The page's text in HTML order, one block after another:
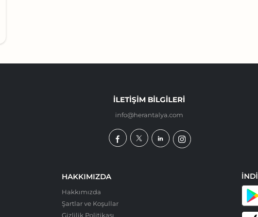
İLETIŞIM BILGILERI
info@herantalya.com
HAKKIMIZDA
Hakkımızda
Şartlar ve Koşullar
Gizlilik Politikası